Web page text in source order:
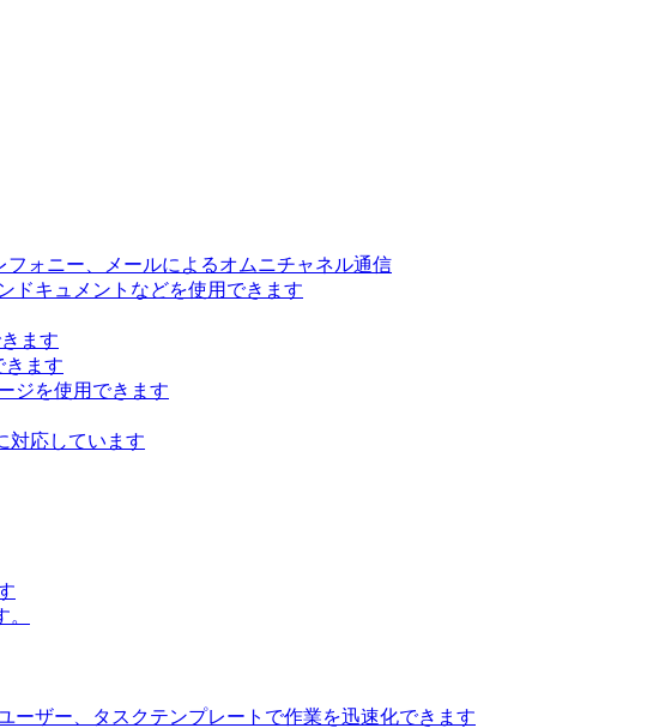
フォニー、メールによるオムニチャネル通信
ドキュメントなどを使用できます
ます
きます
ジを使用できます
対応しています
ーザー、タスクテンプレートで作業を迅速化できます